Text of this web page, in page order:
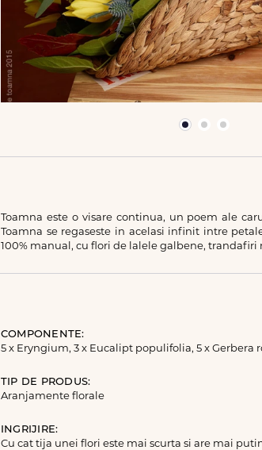
Toamna este o visare continua, un poem ale
Toamna se regaseste in acelasi infinit intre
100% manual, cu flori de lalele galbene,
COMPONENTE:
5 x Eryngium, 3 x Eucalipt populifolia, 5 x Gerbera
TIP DE PRODUS:
Aranjamente florale
INGRIJIRE:
Cu cat tija unei flori este mai scurta si are mai